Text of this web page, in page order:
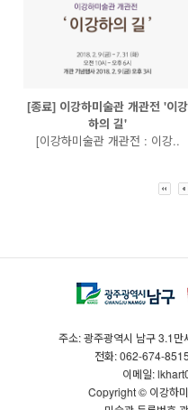
[종료] 이강하미술관 개관전 '이강
하의 길'
[이강하미술관 개관전 : 이강..
주소: 광주광역시 남구 3.1
전화: 062-674-
이메일:
Copyright © 이강하